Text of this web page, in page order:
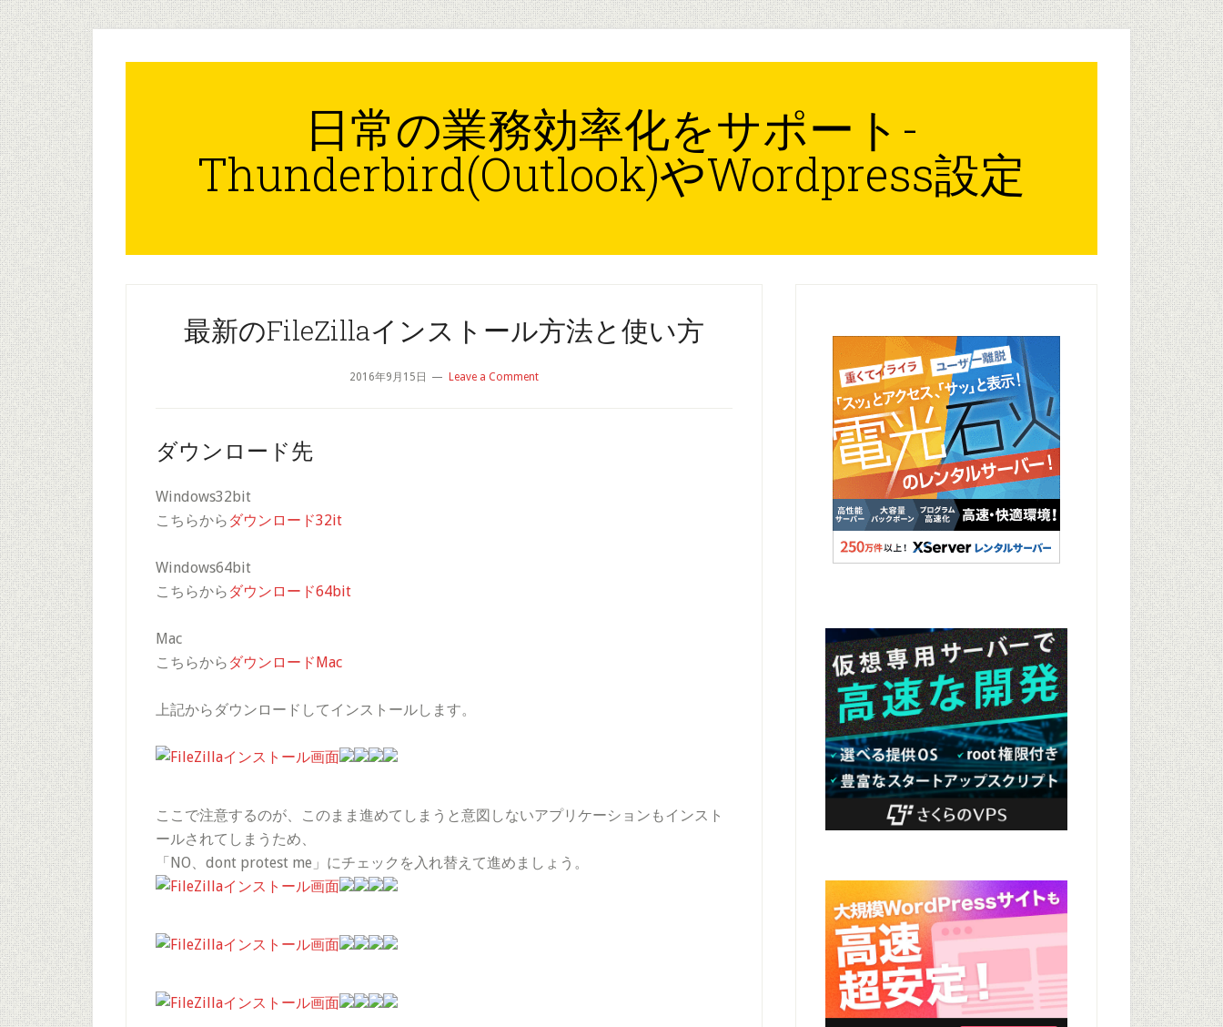
Skip
to
content
Skip
to
primary
sidebar
Skip
to
footer
日常の業務効率化をサポート-
Thunderbird(Outlook)やWordpress設定
最新のFileZillaインストール方法と使い方
2016年9月15日 Leave a Comment
ダウンロード先
Windows32bit
こちらから ダウンロード32it
Windows64bit
こちらから ダウンロード64bit
Mac
こちらから ダウンロードMac
上記からダウンロードしてインストールします。
ここで注意するのが、このまま進めてしまうと意図しないアプリケーションもインスト
ールされてしまうため、
「NO、dont protest me」にチェックを入れ替えて進めましょう。